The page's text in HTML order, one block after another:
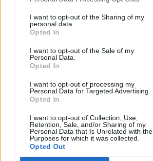
I want to opt-out of the Sharing of my
personal data.
Opted In
I want to opt-out of the Sale of my
Personal Data.
Opted In
I want to opt-out of processing my
Personal Data for Targeted Advertising.
Opted In
I want to opt-out of Collection, Use,
Retention, Sale, and/or Sharing of my
Personal Data that Is Unrelated with the
Purposes for which it was collected.
Opted Out
3
Kela voi leikata tukia
ulkomaanmatkan vuoksi